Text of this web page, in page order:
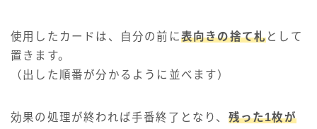
使用したカードは、自分の前に表向きの捨て札として
置きます。
（出した順番が分かるように並べます）
効果の処理が終われば手番終了となり、 残った1枚が